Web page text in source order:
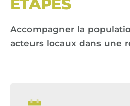
ETAPES
Accompagner la
acteurs locaux dans une